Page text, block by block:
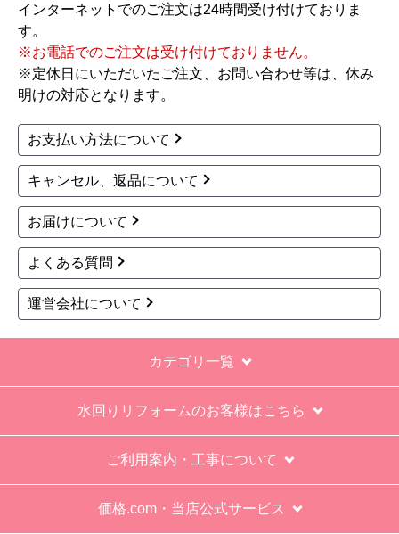
【その他感想・コメント】
１．５点は、少々工事が雑。
過去の業者で一番最低。良かった点は、ただ一
つ、愛想が良かったこと。
なにかも分からない。少々不安である。
工事後は、初期設定や取り扱いの説明もなく、慌
てて引き上げる感じ。
保障期間の説明もHPとは違った。８年保証にして
いるがメーカー保証が３年追加になり１１年と説
明があった。HPにはメーカー保証期間も８年に含
むとなっていたが、どちらが正しいか分からな
が悪かったが室外機の荷揚げを手伝った。もし、
客先が高齢の女性だったらどうしたのか疑問。
エアコン専門の担当べつにもう一人来て欲しかっ
た。
インターネットでのご注文は24時間受け付けておりま
す。
※お電話でのご注文は受け付けておりません。
※定休日にいただいたご注文、お問い合わせ等は、休み
明けの対応となります。
お支払い方法について
キャンセル、返品について
お届けについて
よくある質問
運営会社について
カテゴリ一覧
水回りリフォームのお客様はこちら
ご利用案内・工事について
価格.com・当店公式サービス